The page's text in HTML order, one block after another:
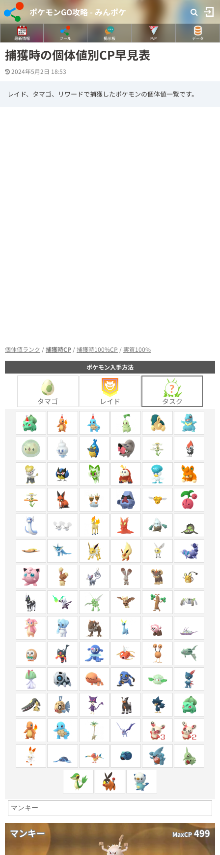
ポケモンGO攻略 - みんポケ
最新情報 ツール 掲示板 PvP データ
捕獲時の個体値別CP早見表
2024年5月2日 18:53
レイド、タマゴ、リワードで捕獲したポケモンの個体値一覧です。
個体値ランク /捕獲時CP /捕獲時100%CP /実質100%
ポケモン入手方法
タマゴ レイド タスク
マンキー MaxCP499